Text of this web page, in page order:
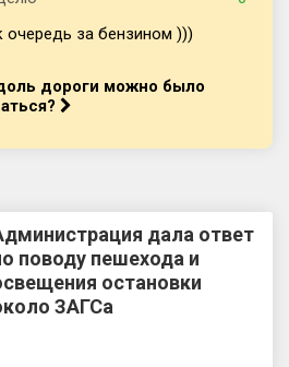
очередь за бензином )))
дороги можно было
дала ответ
поводу пешехода и
остановки
ЗАГСа